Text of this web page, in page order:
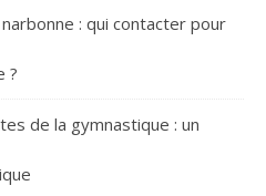
: qui contacter pour
?
de la gymnastique : un